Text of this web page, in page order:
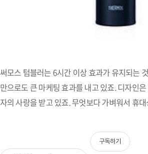
써모스 텀블러는 6시간 이상 효과가 유지되는
만으로도 큰 마케팅 효과를 내고 있죠. 디자인
자의 사랑을 받고 있죠. 무엇보다 가벼워서 휴
구독하기